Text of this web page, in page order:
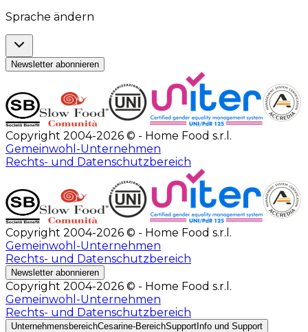
Sprache ändern
Newsletter abonnieren
Copyright 2004-2026 © - Home Food s.r.l.
Gemeinwohl-Unternehmen
Rechts- und Datenschutzbereich
Copyright 2004-2026 © - Home Food s.r.l.
Gemeinwohl-Unternehmen
Rechts- und Datenschutzbereich
Newsletter abonnieren
Copyright 2004-2026 © - Home Food s.r.l.
Gemeinwohl-Unternehmen
Rechts- und Datenschutzbereich
UnternehmensbereichCesarine-BereichSupport Info und Support